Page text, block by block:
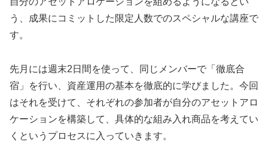
う、成果にコミットした限定人数でのスペシャルな講座で
す。
先月には週末2日間を使って、同じメンバーで「徹底合
宿」を行い、資産運用の基本を徹底的に学びました。今回
はそれを受けて、それぞれの参加者が自分のアセットアロ
ケーションを構築して、具体的な組み入れ商品を考えてい
くというプロセスに入っていきます。